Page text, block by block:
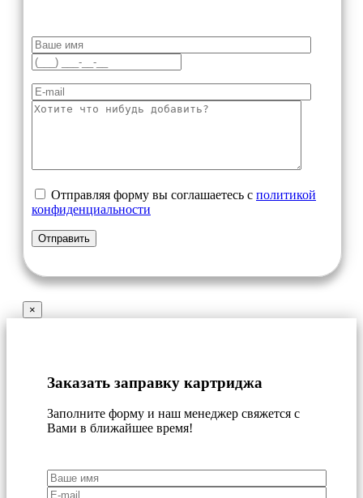
Отправляя форму вы соглашаетесь с политикой
конфиденциальности
×
Заказать заправку картриджа
Заполните форму и наш менеджер свяжется с
Вами в ближайшее время!